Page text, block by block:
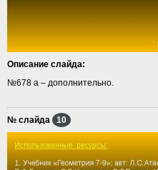
Описание слайда:
№678 а – дополнительно.
№ слайда 10